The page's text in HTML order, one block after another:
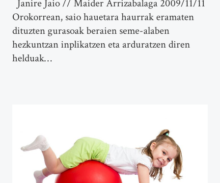
Janire Jaio // Maider Arrizabalaga 2009/11/11
Orokorrean, saio hauetara haurrak eramaten
dituzten gurasoak beraien seme-alaben
hezkuntzan inplikatzen eta arduratzen diren
helduak…